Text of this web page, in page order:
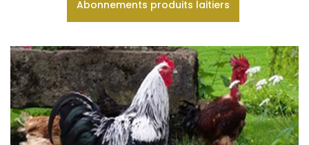
Abonnements produits laitiers